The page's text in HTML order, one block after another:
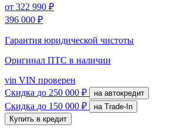
от 322 990 ₽
396 000 ₽
Гарантия юридической чистоты
Оригинал ПТС в наличии
vin VIN проверен
Скидка до 250 000 ₽ на автокредит
Скидка до 150 000 ₽
на Trade-In
Купить в кредит